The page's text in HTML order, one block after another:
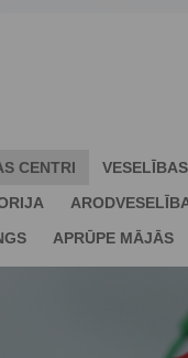
CENTRI
APRŪPE MĀJĀS